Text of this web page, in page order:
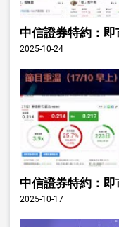
中信證券特約：
2025-10-24
中信證券特約：
2025-10-17